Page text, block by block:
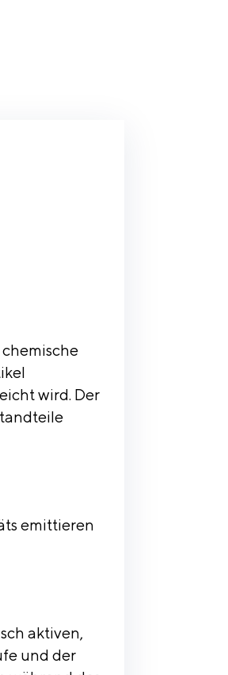
wird. Der
emittieren
aktiven,
und der